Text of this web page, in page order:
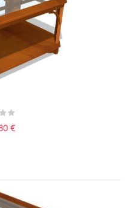
Прямоуг...
€